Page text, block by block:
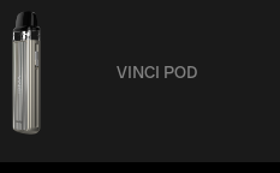
VINCI POD